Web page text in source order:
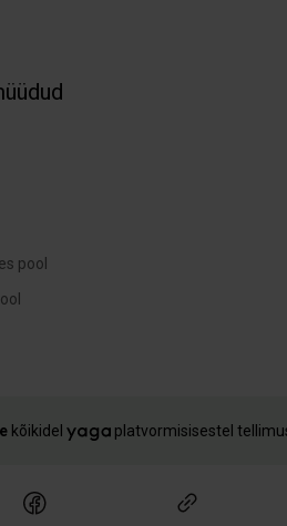
pool
kõikidel platvormisisestel